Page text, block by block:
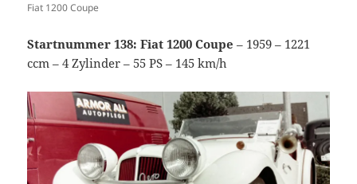
Fiat 1200 Coupe
Startnummer 138: Fiat 1200 Coupe – 1959 – 1221
ccm – 4 Zylinder – 55 PS – 145 km/h